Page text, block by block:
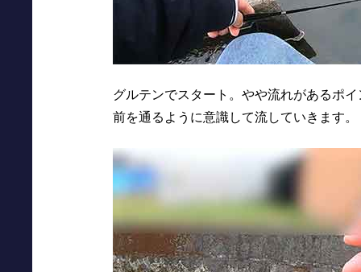
グルテンでスタート。やや流れがあるポ
前を通るように意識して流していきます。